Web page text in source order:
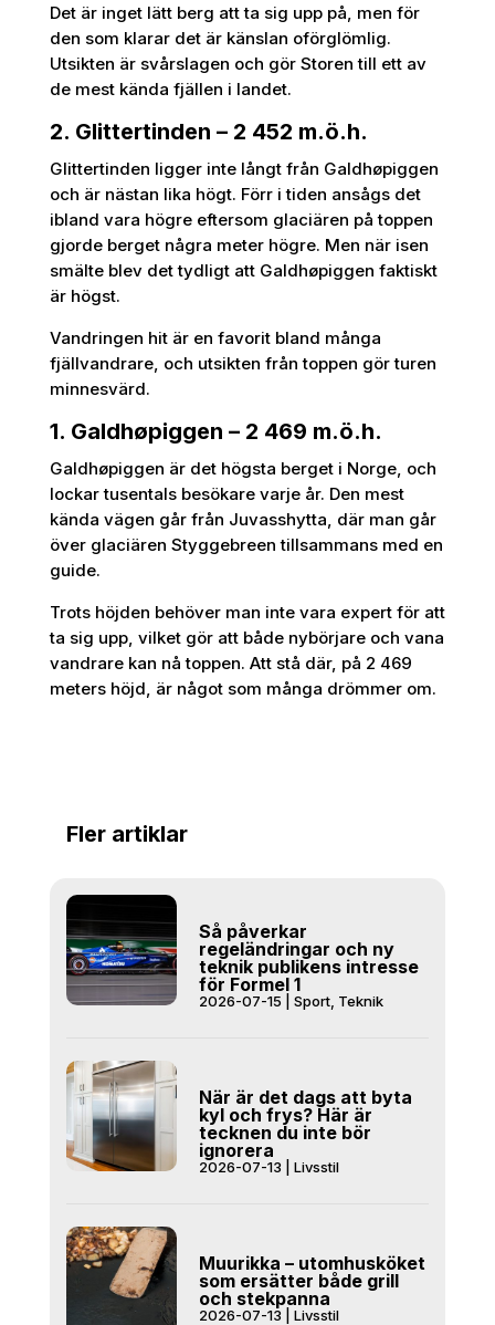
Det är inget lätt berg att ta sig upp på, men för
den som klarar det är känslan oförglömlig.
Utsikten är svårslagen och gör Storen till ett av
de mest kända fjällen i landet.
2. Glittertinden – 2 452 m.ö.h.
Glittertinden ligger inte långt från Galdhøpiggen
och är nästan lika högt. Förr i tiden ansågs det
ibland vara högre eftersom glaciären på toppen
gjorde berget några meter högre. Men när isen
smälte blev det tydligt att Galdhøpiggen faktiskt
är högst.
Vandringen hit är en favorit bland många
fjällvandrare, och utsikten från toppen gör turen
minnesvärd.
1. Galdhøpiggen – 2 469 m.ö.h.
Galdhøpiggen är det högsta berget i Norge, och
lockar tusentals besökare varje år. Den mest
kända vägen går från Juvasshytta, där man går
över glaciären Styggebreen tillsammans med en
guide.
Trots höjden behöver man inte vara expert för att
ta sig upp, vilket gör att både nybörjare och vana
vandrare kan nå toppen. Att stå där, på 2 469
meters höjd, är något som många drömmer om.
Fler artiklar
Så påverkar
regeländringar och ny
teknik publikens intresse
för Formel 1
2026-07-15 Sport, Teknik
När är det dags att byta
kyl och frys? Här är
tecknen du inte bör
ignorera
2026-07-13 Livsstil
Muurikka – utomhusköket
som ersätter både grill
och stekpanna
2026-07-13 Livsstil